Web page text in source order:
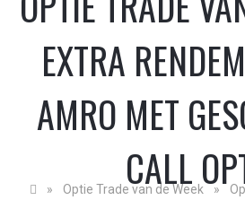
EXTRA
AMRO MET
CALL
» Optie Trade van de Week »